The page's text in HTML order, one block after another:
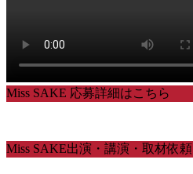
Miss SAKE 応募詳細はこちら
Miss SAKE出演・講演・取材依頼